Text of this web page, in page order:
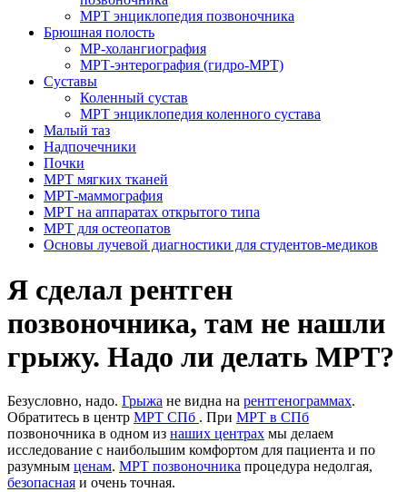
МРТ энциклопедия позвоночника
Брюшная полость
МР-холангиография
МРТ-энтерография (гидро-МРТ)
Суставы
Коленный сустав
МРТ энциклопедия коленного сустава
Малый таз
Надпочечники
Почки
МРТ мягких тканей
МРТ-маммография
МРТ на аппаратах открытого типа
МРТ для остеопатов
Основы лучевой диагностики для студентов-медиков
Я сделал рентген
позвоночника, там не нашли
грыжу. Надо ли делать МРТ?
Безусловно, надо. Грыжа не видна на рентгенограммах.
Обратитесь в центр МРТ СПб . При МРТ в СПб
позвоночника в одном из наших центрах мы делаем
исследование с наибольшим комфортом для пациента и по
разумным ценам. МРТ позвоночника процедура недолгая,
безопасная и очень точная.